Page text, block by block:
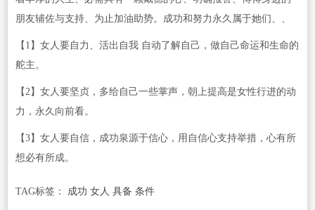
朋友辅佐与支持、为止加油助势。成功和努力永久属于她们、、
【1】女人要自力、活出自我 自动了解自己，做自己命运和生命的
舵主。
【2】女人要坚贞，多给自己一些掌声，朝上提高是女性行进的动
力，永久向前看。
【3】女人要自信，成功泉源于信心，用自信心支持举措，心有所
想必有所成。
TAG标签： 成功 女人 具备 条件